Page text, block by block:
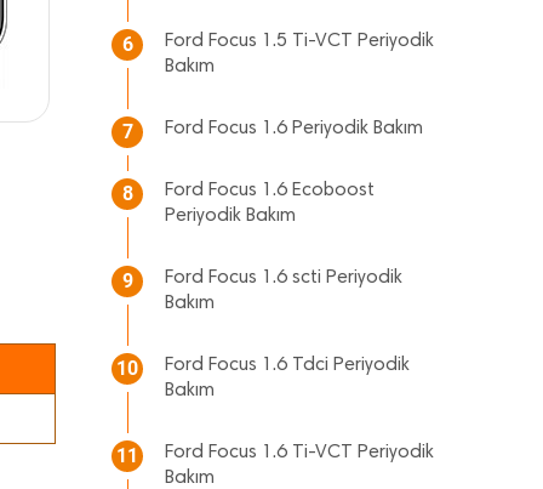
6
Ford Focus 1.5 Ti-VCT Periyodik
Bakım
7 Ford Focus 1.6 Periyodik Bakım
8
Ford Focus 1.6 Ecoboost
Periyodik Bakım
9
Ford Focus 1.6 scti Periyodik
Bakım
10
Ford Focus 1.6 Tdci Periyodik
Bakım
11
Ford Focus 1.6 Ti-VCT Periyodik
Bakım